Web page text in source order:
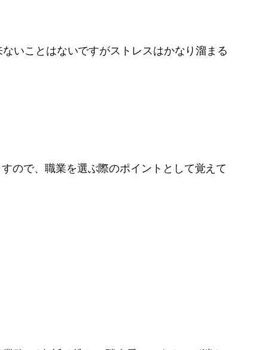
いことはないですがストレスはかなり溜まる
ので、職業を選ぶ際のポイントとして覚えて